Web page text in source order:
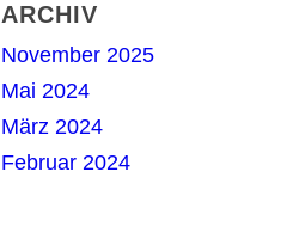
ARCHIV
November 2025
Mai 2024
März 2024
Februar 2024